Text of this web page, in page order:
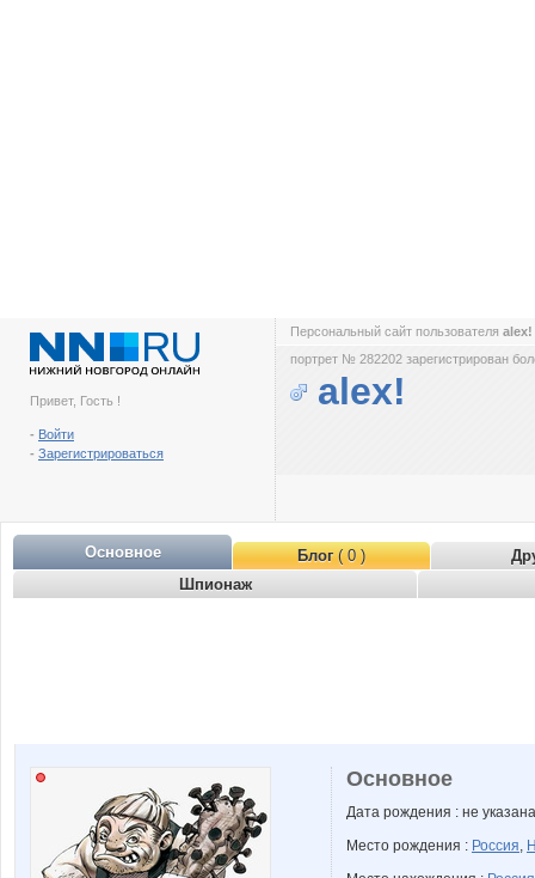
Привет, Гость !
- Войти
- Зарегистрироваться
Персональный сайт пользователя alex!
портрет № 282202 зарегистрирован
alex!
Основное Блог( 0 )
Шпионаж
Основное
Дата рождения : не указана
Место рождения : Россия,